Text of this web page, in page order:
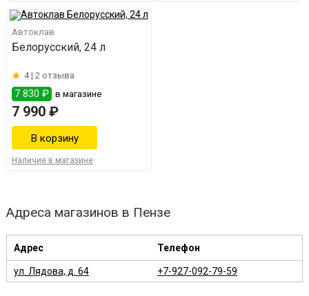
Автоклав
Белорусский, 24 л
4 | 2 отзыва
7 830 ₽ в магазине
7 990 ₽
Наличие в магазине
Адреса магазинов в Пензе
Адрес Телефон
ул. Лядова, д. 64 +7-927-092-79-59